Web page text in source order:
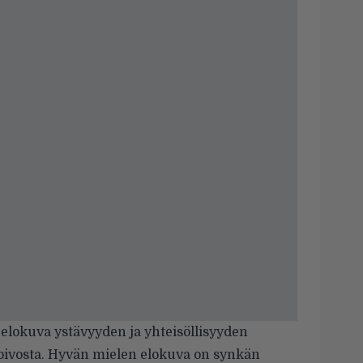
ystävyyden ja yhteisöllisyyden
Hyvän mielen elokuva on synkän